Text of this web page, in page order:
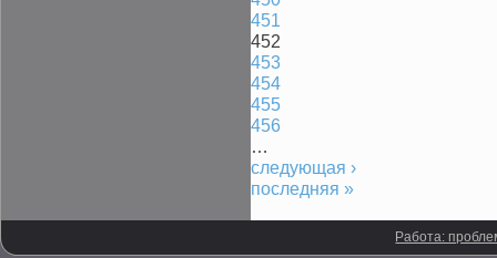
451
452
453
454
455
456
…
следующая ›
последняя »
Работа: